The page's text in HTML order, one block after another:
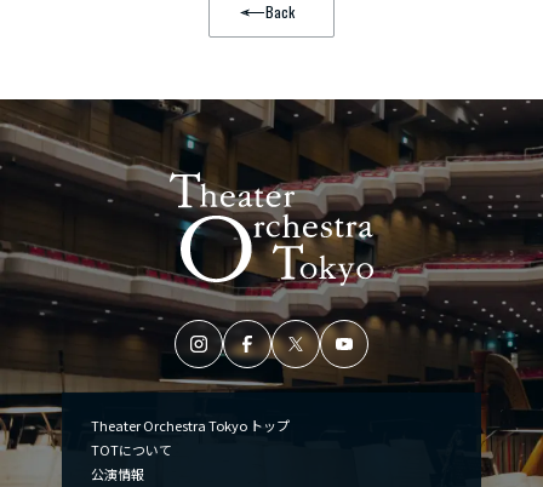
Back
Theater Orchestra Tokyo トップ
TOTについて
公演情報